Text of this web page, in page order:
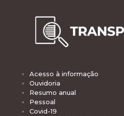
Acesso à informação
Ouvidoria
Resumo anual
Pessoal
Covid-19